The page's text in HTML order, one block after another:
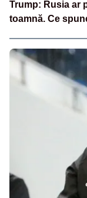
Trump: Rusia ar
toamnă. Ce